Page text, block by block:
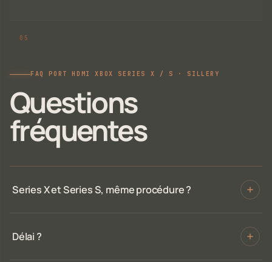
FAQ PORT HDMI XBOX SERIES X / S · SILLERY
Questions
fréquentes
Series X et Series S, même procédure ?
Délai ?